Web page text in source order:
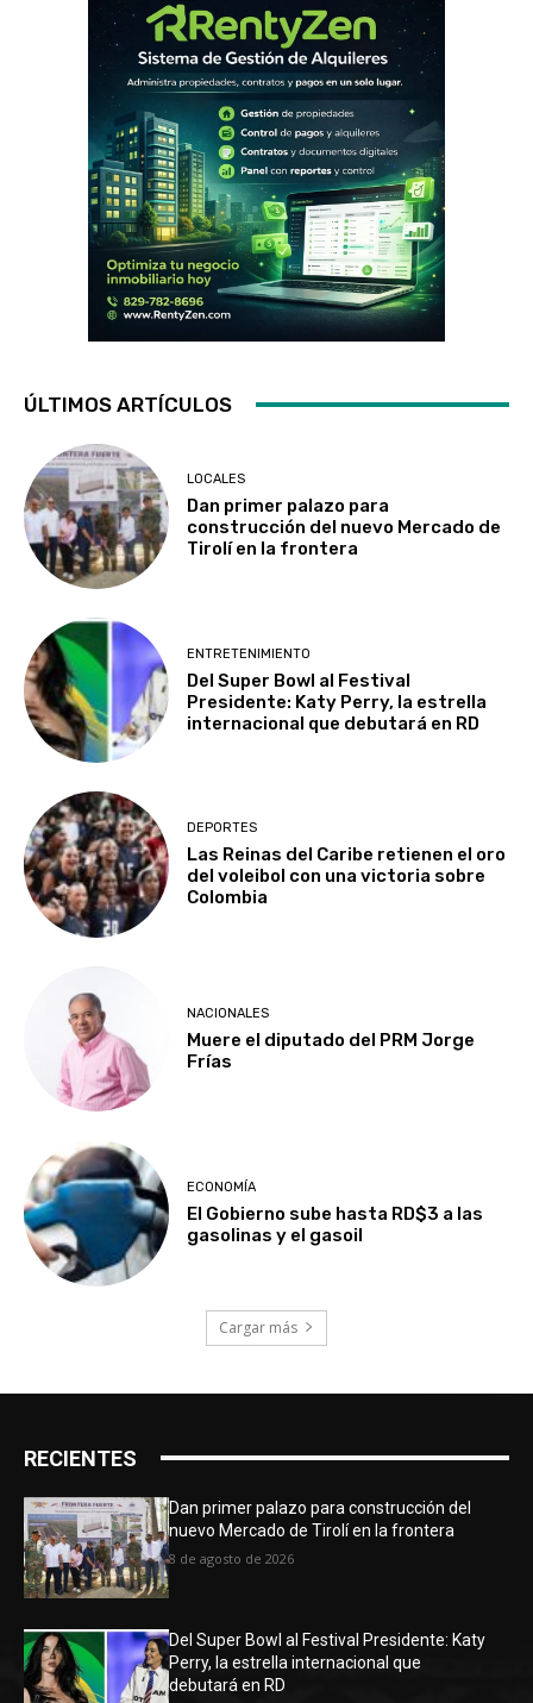
ÚLTIMOS ARTÍCULOS
LOCALES
Dan primer palazo para
construcción del nuevo Mercado de
Tirolí en la frontera
ENTRETENIMIENTO
Del Super Bowl al Festival
Presidente: Katy Perry, la estrella
internacional que debutará en RD
DEPORTES
Las Reinas del Caribe retienen el oro
del voleibol con una victoria sobre
Colombia
NACIONALES
Muere el diputado del PRM Jorge
Frías
ECONOMÍA
El Gobierno sube hasta RD$3 a las
gasolinas y el gasoil
Cargar más
RECIENTES
Dan primer palazo para construcción del
nuevo Mercado de Tirolí en la frontera
8 de agosto de 2026
Del Super Bowl al Festival Presidente: Katy
Perry, la estrella internacional que
debutará en RD